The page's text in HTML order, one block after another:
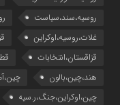
روسیه،سند،سیاست
غلات،روسیه،اوکراین
قزاقستان،انتخابات
هند،چین،بالون
چین،اوکراین،جنگ،ر.سیه